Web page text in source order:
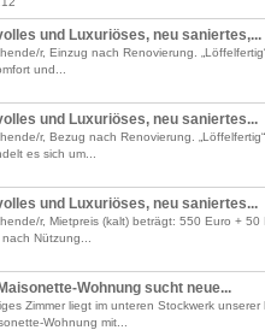
und Luxuriöses, neu saniertes,...
r, Einzug nach Renovierung.
und...
und Luxuriöses, neu saniertes...
r, Bezug nach Renovierung.
es sich um...
und Luxuriöses, neu saniertes...
r, Mietpreis (kalt) beträgt: 550 Euro +
Nützung...
Wohnung sucht neue...
Zimmer liegt im unteren Stockwerk
Wohnung mit...